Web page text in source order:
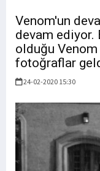
Venom'un
devam ediyor.
olduğu
fotoğraflar
24-02-2020 15:30